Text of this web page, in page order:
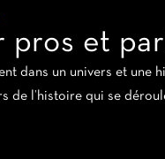
pros et
dans un univers et une
de l’histoire qui se